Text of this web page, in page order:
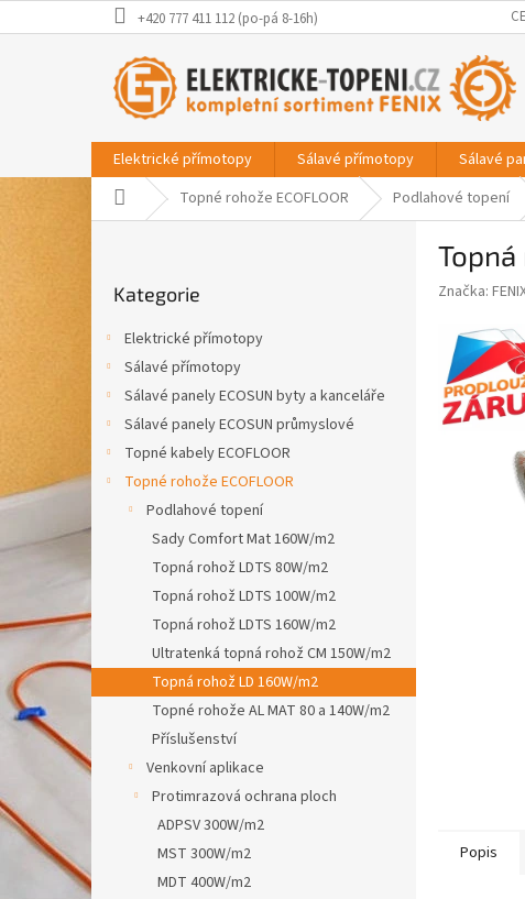
na
+420 777 411 112 (po-pá 8-16h)
Elektrické přímotopy Sálavé přímotopy Sálavé
Domů Topné rohože ECOFLOOR Podlahové topení
a
e
kategorie
Kategorie
Elektrické přímotopy
Sálavé přímotopy
Sálavé panely ECOSUN byty a kanceláře
Sálavé panely ECOSUN průmyslové
Topné kabely ECOFLOOR
Topné rohože ECOFLOOR
Podlahové topení
Sady Comfort Mat 160W/m2
Topná rohož LDTS 80W/m2
Topná rohož LDTS 100W/m2
Topná rohož LDTS 160W/m2
Ultratenká topná rohož CM 150W/m2
Topná rohož LD 160W/m2
Topné rohože AL MAT 80 a 140W/m2
Příslušenství
Venkovní aplikace
Protimrazová ochrana ploch
ADPSV 300W/m2
MST 300W/m2
MDT 400W/m2
Značka:
Popis